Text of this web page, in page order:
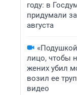
году: в
придумали
августа
лицо, чтобы
жених убил
возил ее
видео